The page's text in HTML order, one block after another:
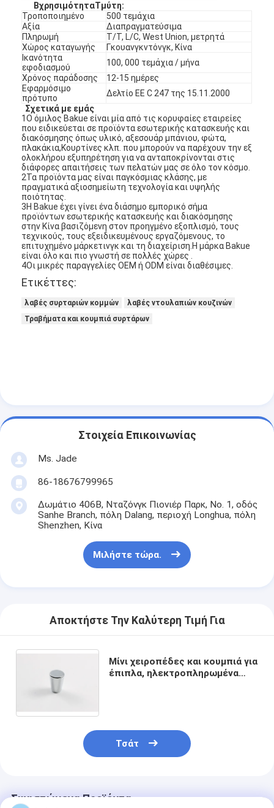
Σπίτι
Βίντεο
Σχετικά με εμάς
περιοδεία στο εργοστάσιο
Επικοινωνήστε μαζί μας
Ειδήσεις
Υποθέσεις
Mortise κλειδαριά πορτών
ΒχρησιμότηταΤμύτη:
Τροποποιημένο
500 τεμάχια
Αξία
Διαπραγματεύσιμα
Πληρωμή
Τ/Τ, L/C, West Union, μετρητά
Χώρος καταγωγής
Γκουανγκντόνγκ, Κίνα
Ικανότητα
εφοδιασμού
100, 000 τεμάχια / μήνα
Χρόνος παράδοσης
12-15 ημέρες
Εφαρμόσιμο
πρότυπο
Δελτίο ΕΕ C 247 της 15.11.2000
Σχετικά με εμάς
1Ο όμιλος Bakue είναι μία από τις κορυφαίες εταιρείες
που ειδικεύεται σε προϊόντα εσωτερικής κατασκευής και
διακόσμησης όπως υλικό, αξεσουάρ μπάνιου, φώτα,
πλακάκια,Κουρτίνες κλπ. που μπορούν να παρέχουν την εξ
ολοκλήρου εξυπηρέτηση για να ανταποκρίνονται στις
διάφορες απαιτήσεις των πελατών μας σε όλο τον κόσμο.
2Τα προϊόντα μας είναι παγκόσμιας κλάσης, με
πραγματικά αξιοσημείωτη τεχνολογία και υψηλής
ποιότητας.
3Η Bakue έχει γίνει ένα διάσημο εμπορικό σήμα
προϊόντων εσωτερικής κατασκευής και διακόσμησης
στην Κίνα βασιζόμενη στον προηγμένο εξοπλισμό, τους
τεχνικούς, τους εξειδικευμένους εργαζόμενους, το
επιτυχημένο μάρκετινγκ και τη διαχείριση.Η μάρκα Bakue
είναι όλο και πιο γνωστή σε πολλές χώρες .
4Οι μικρές παραγγελίες OEM ή ODM είναι διαθέσιμες.
Ετικέττες:
λαβές συρταριών κομμών
λαβές ντουλαπιών κουζινών
Τραβήματα και κουμπιά συρτάρων
Στοιχεία Επικοινωνίας
Ms. Jade
86-18676799965
Δωμάτιο 406B, Νταζόνγκ Πιονιέρ Παρκ, Νο. 1, οδός
Sanhe Branch, πόλη Dalang, περιοχή Longhua, πόλη
Shenzhen, Κίνα
Μιλήστε τώρα.
Αποκτήστε Την Καλύτερη Τιμή Για
Μίνι χειροπέδες και κουμπιά για
έπιπλα, ηλεκτροπληρωμένα
Τσάτ
Συνιστώμενα Προϊόντα